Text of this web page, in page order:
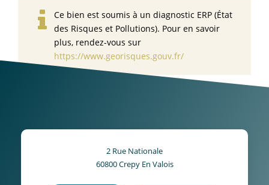
Ce bien est soumis à un diagnostic ERP (État
des Risques et Pollutions). Pour en savoir
plus, rendez-vous sur
https://www.georisques.gouv.fr/
2 Rue Nationale
60800Crepy En Valois